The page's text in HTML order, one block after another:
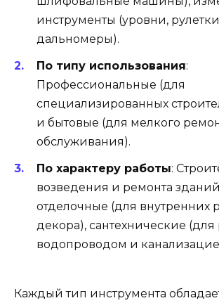
инструменты (уровни,
дальномеры).
По типу использования:
Профессиональные (для
специализированных
и бытовые (для мелкого
обслуживания).
По характеру работы:
возведения и ремонта
отделочные (для внутренних
декора), сантехнические (для
водопроводом и
Каждый тип инструмента